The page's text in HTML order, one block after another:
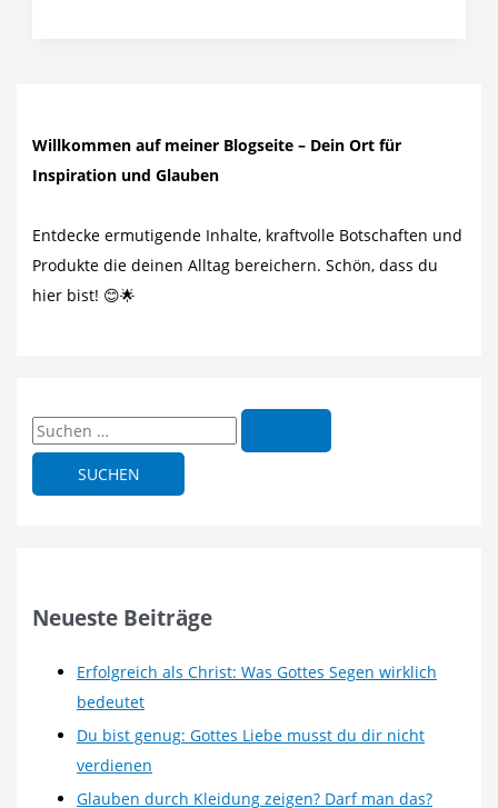
für
dein
Willkommen auf meiner Blogseite – Dein Ort für
Inspiration und Glauben
Entdecke ermutigende Inhalte, kraftvolle Botschaften und
Produkte die deinen Alltag bereichern. Schön, dass du
hier bist! 😊🌟
S
u
a
Neueste Beiträge
Erfolgreich als Christ: Was Gottes Segen wirklich
bedeutet
Du bist genug: Gottes Liebe musst du dir nicht
verdienen
Glauben durch Kleidung zeigen? Darf man das?